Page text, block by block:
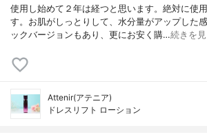
使用し始めて２年は経つと思います。絶対に使
す。お肌がしっとりして、水分量がアップした
ックバージョンもあり、更にお安く購…続きを
Attenir(アテニア)
ドレスリフト ローション